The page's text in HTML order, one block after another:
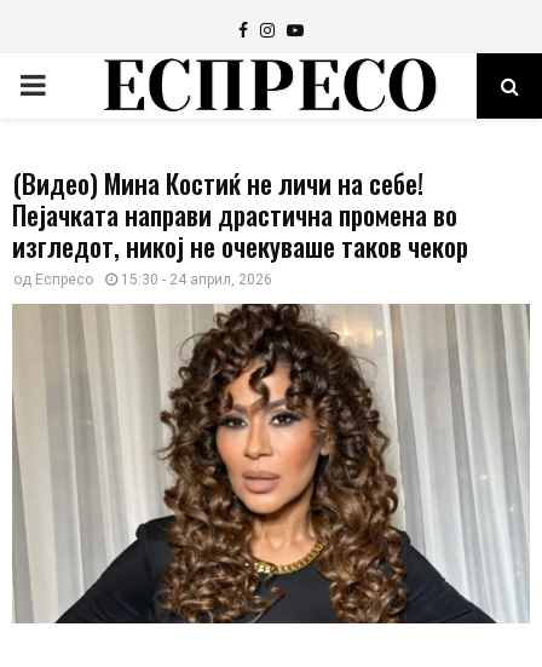
Facebook
Instagram
Youtube
PRIMARY
(Видео) Мина Костиќ не личи на себе!
Пејачката направи драстична промена во
изгледот, никој не очекуваше таков чекор
од Еспресо 15:30 - 24 април, 2026